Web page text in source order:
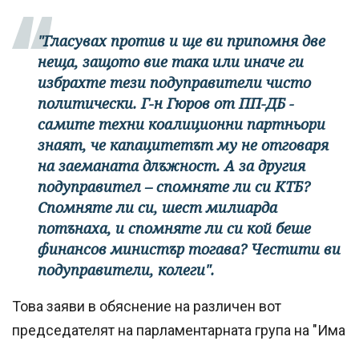
"Гласувах против и ще ви припомня две
неща, защото вие така или иначе ги
избрахте тези подуправители чисто
политически. Г-н Гюров от ПП-ДБ -
самите техни коалиционни партньори
знаят, че капацитетът му не отговаря
на заеманата длъжност. А за другия
подуправител – спомняте ли си КТБ?
Спомняте ли си, шест милиарда
потънаха, и спомняте ли си кой беше
финансов министър тогава? Честити ви
подуправители, колеги".
Това заяви в обяснение на различен вот
председателят на парламентарната група на "Има